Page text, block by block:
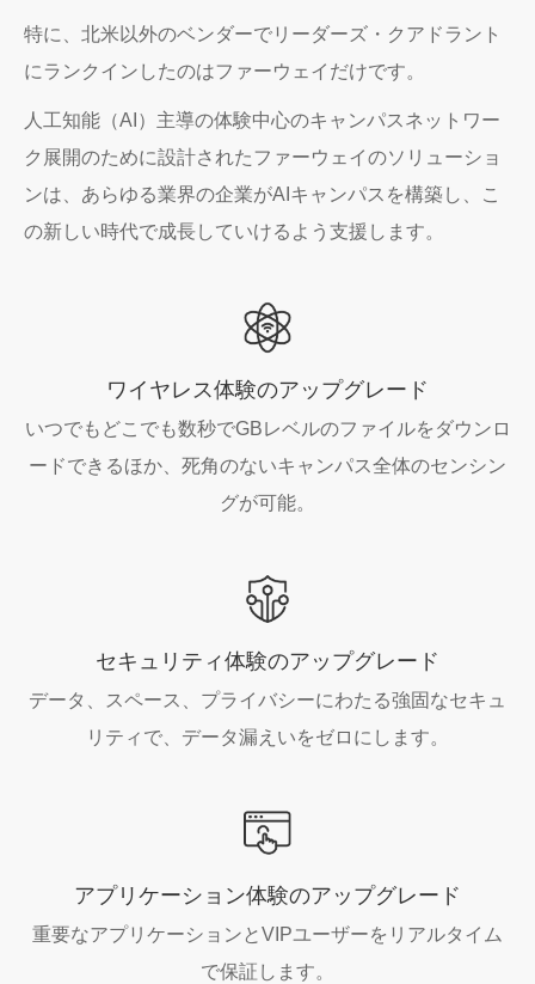
特に、北米以外のベンダーでリーダーズ・クアドラント
にランクインしたのはファーウェイだけです。
人工知能（AI）主導の体験中心のキャンパスネットワー
ク展開のために設計されたファーウェイのソリューショ
ンは、あらゆる業界の企業がAIキャンパスを構築し、こ
の新しい時代で成長していけるよう支援します。
ワイヤレス体験のアップグレード
いつでもどこでも数秒でGBレベルのファイルをダウンロ
ードできるほか、死角のないキャンパス全体のセンシン
グが可能。
セキュリティ体験のアップグレード
データ、スペース、プライバシーにわたる強固なセキュ
リティで、データ漏えいをゼロにします。
アプリケーション体験のアップグレード
重要なアプリケーションとVIPユーザーをリアルタイム
で保証します。